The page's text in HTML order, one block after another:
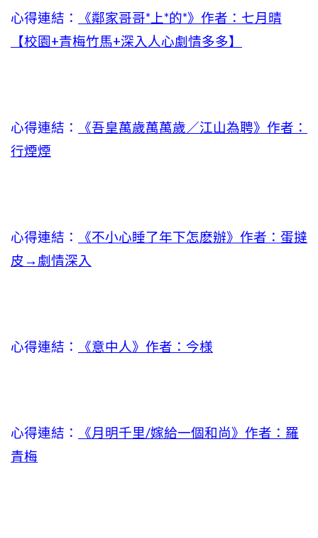
心得連結：
《鄰家哥哥*上*的*》作者：七月晴
【校園+青梅竹馬+深入人心劇情多多】
心得連結：
《吾皇萬歲萬萬歲／江山為聘》作者：
行煙煙
心得連結：
《不小心睡了年下怎麽辦》作者：蛋撻
皮→劇情深入
心得連結： 《意中人》作者：今様
心得連結：
《月明千里/嫁給一個和尚》作者：羅
青梅